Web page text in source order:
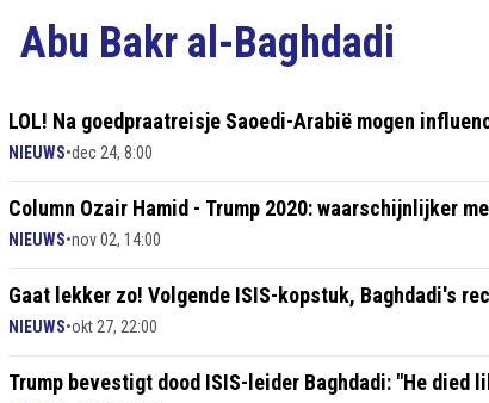
Abu Bakr al-Baghdadi
LOL! Na goedpraatreisje Saoedi-Arabië mogen
NIEUWS•dec 24, 8:00
Column Ozair Hamid - Trump 2020: waarschijnlijker
NIEUWS•nov 02, 14:00
Gaat lekker zo! Volgende ISIS-kopstuk, Baghdadi's
NIEUWS•okt 27, 22:00
Trump bevestigt dood ISIS-leider Baghdadi: "He died